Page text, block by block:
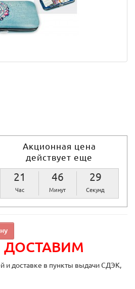
Акционная цена
действует еще
21
Час
46
Минут
29
Секунд
ДОСТАВИМ
и доставке в пункты выдачи СДЭК,